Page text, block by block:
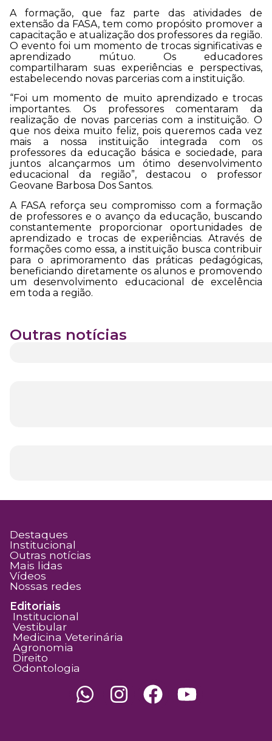
A formação, que faz parte das atividades de
extensão da FASA, tem como propósito promover a
capacitação e atualização dos professores da região.
O evento foi um momento de trocas significativas e
aprendizado mútuo. Os educadores
compartilharam suas experiências e perspectivas,
estabelecendo novas parcerias com a instituição.
“Foi um momento de muito aprendizado e trocas
importantes. Os professores comentaram da
realização de novas parcerias com a instituição. O
que nos deixa muito feliz, pois queremos cada vez
mais a nossa instituição integrada com os
professores da educação básica e sociedade, para
juntos alcançarmos um ótimo desenvolvimento
educacional da região”, destacou o professor
Geovane Barbosa Dos Santos.
A FASA reforça seu compromisso com a formação
de professores e o avanço da educação, buscando
constantemente proporcionar oportunidades de
aprendizado e trocas de experiências. Através de
formações como essa, a instituição busca contribuir
para o aprimoramento das práticas pedagógicas,
beneficiando diretamente os alunos e promovendo
um desenvolvimento educacional de excelência
em toda a região.
Outras notícias
Destaques
Institucional
Outras notícias
Mais lidas
Vídeos
Nossas redes
Editoriais
Institucional
Vestibular
Medicina Veterinária
Agronomia
Direito
Odontologia